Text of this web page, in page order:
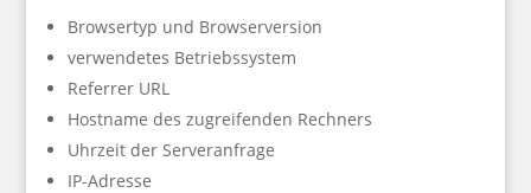
Browsertyp und Browserversion
verwendetes Betriebssystem
Referrer URL
Hostname des zugreifenden Rechners
Uhrzeit der Serveranfrage
IP-Adresse